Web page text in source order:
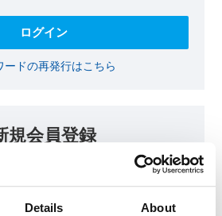
Details About
ードの再発行はこちら
規会員登録
回路設計等に​お役立ていただける最新情報
員登録いただいた方には、各種ご案内を
ます。